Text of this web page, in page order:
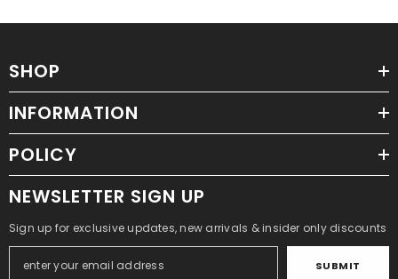
SHOP
INFORMATION
POLICY
NEWSLETTER SIGN UP
Sign up for exclusive updates, new arrivals & insider only discounts
SUBMIT